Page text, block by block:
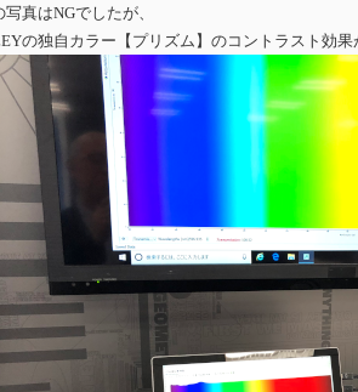
真はNGでしたが、
の独自カラー【プリズム】のコントラスト効果